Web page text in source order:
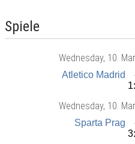
Spiele
Wednesday, 10.
Atletico Madrid
Wednesday, 10.
Sparta Prag